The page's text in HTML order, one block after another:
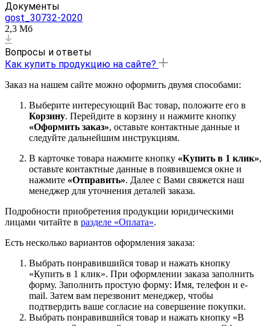
Документы
gost_30732-2020
2,3 Мб
Вопросы и ответы
Как купить продукцию на сайте?
Заказ на нашем сайте можно оформить двумя способами:
Выберите интересующий Вас товар, положите его в
Корзину. Перейдите в корзину и нажмите кнопку
«Оформить заказ», оставьте контактные данные и
следуйте дальнейшим инструкциям.
В карточке товара нажмите кнопку «Купить в 1 клик»,
оставьте контактные данные в появившемся окне и
нажмите «Отправить». Далее с Вами свяжется наш
менеджер для уточнения деталей заказа.
Подробности приобретения продукции юридическими
лицами читайте в разделе «Оплата».
Есть несколько вариантов оформления заказа:
Выбрать понравившийся товар и нажать кнопку
«Купить в 1 клик». При оформлении заказа заполнить
форму. Заполнить простую форму: Имя, телефон и e-
mail. Затем вам перезвонит менеджер, чтобы
подтвердить ваше согласие на совершение покупки.
Выбрать понравившийся товар и нажать кнопку «В